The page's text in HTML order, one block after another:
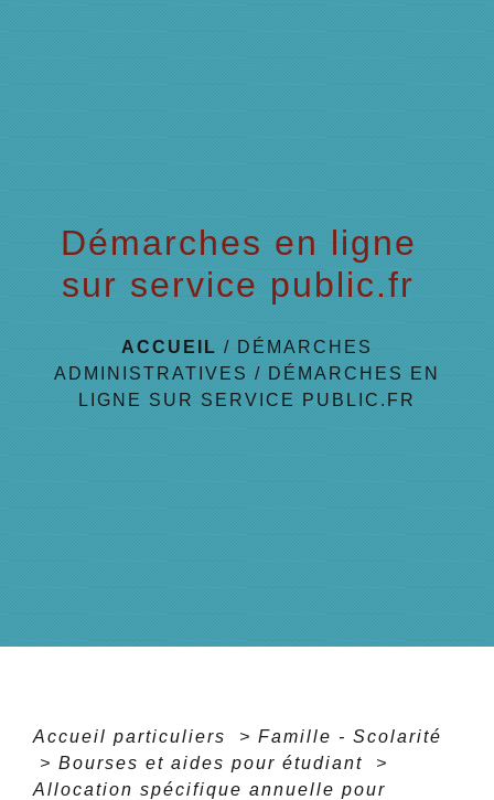
Démarches en ligne
sur service public.fr
ACCUEIL / DÉMARCHES
ADMINISTRATIVES / DÉMARCHES EN
LIGNE SUR SERVICE PUBLIC.FR
Accueil particuliers > Famille - Scolarité
> Bourses et aides pour étudiant
>
Allocation spécifique annuelle pour